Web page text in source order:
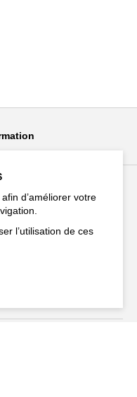
d’améliorer votre
l’utilisation de ces